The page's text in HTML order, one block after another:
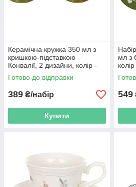
Керамічна кружка 350 мл з
кришкою-підставкою
Конвалії, 2 дизайни, колір -
оливковий
Готово до відправки
389 ₴/набір
Купити
мл з
549